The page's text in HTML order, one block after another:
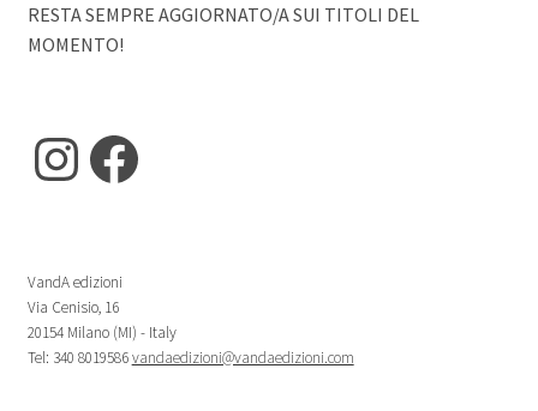
RESTA SEMPRE AGGIORNATO/A SUI TITOLI DEL
MOMENTO!
Instagram
Facebook
VandA edizioni
Via Cenisio, 16
20154 Milano (MI) - Italy
Tel: 340 8019586vandaedizioni@vandaedizioni.com